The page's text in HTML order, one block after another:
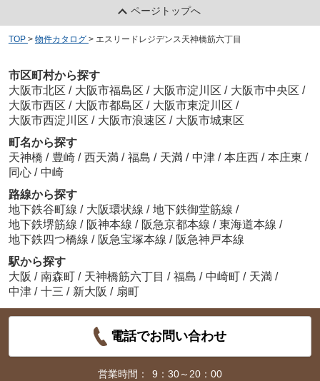
ページトップへ
TOP > 物件カタログ > エスリードレジデンス天神橋筋六丁目
市区町村から探す
大阪市北区 / 大阪市福島区 / 大阪市淀川区 / 大阪市中央区 /
大阪市西区 / 大阪市都島区 / 大阪市東淀川区 /
大阪市西淀川区 / 大阪市浪速区 / 大阪市城東区
町名から探す
天神橋 / 豊崎 / 西天満 / 福島 / 天満 / 中津 / 本庄西 / 本庄東 /
同心 / 中崎
路線から探す
地下鉄谷町線 / 大阪環状線 / 地下鉄御堂筋線 /
地下鉄堺筋線 / 阪神本線 / 阪急京都本線 / 東海道本線 /
地下鉄四つ橋線 / 阪急宝塚本線 / 阪急神戸本線
駅から探す
大阪 / 南森町 / 天神橋筋六丁目 / 福島 / 中崎町 / 天満 /
中津 / 十三 / 新大阪 / 扇町
電話でお問い合わせ
営業時間：
9：30～20：00